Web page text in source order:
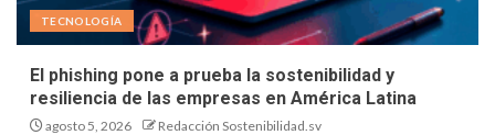
TECNOLOGÍA
El phishing pone a prueba la sostenibilidad y
resiliencia de las empresas en América Latina
agosto 5, 2026 Redacción Sostenibilidad.sv